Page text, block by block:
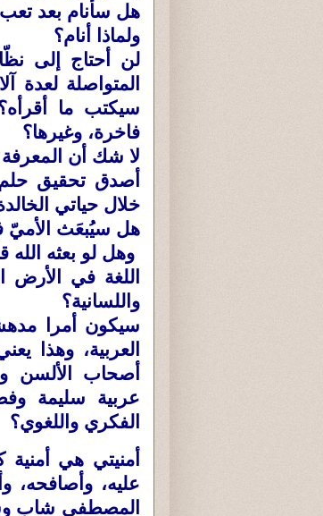
هل سأنام بعد
ولماذا أنام؟
لن أحتاج إلى
المتواصلة
سيكتب ما
فاخرة، وغيرها؟
لا شك أن المعرفة
أصدق تحقيق
خلال حياتي
هل سيُبعَث الأميّ
وهل لو بعثه
اللغة في الأرض
واللسانية؟
سيكون أمرا
العربية، وهذا
أصحاب الألسن
عربية سليمة
الفكري واللغوي؟
أمنيتي هي
عليه، وأصافحه،
المصطفى شاب